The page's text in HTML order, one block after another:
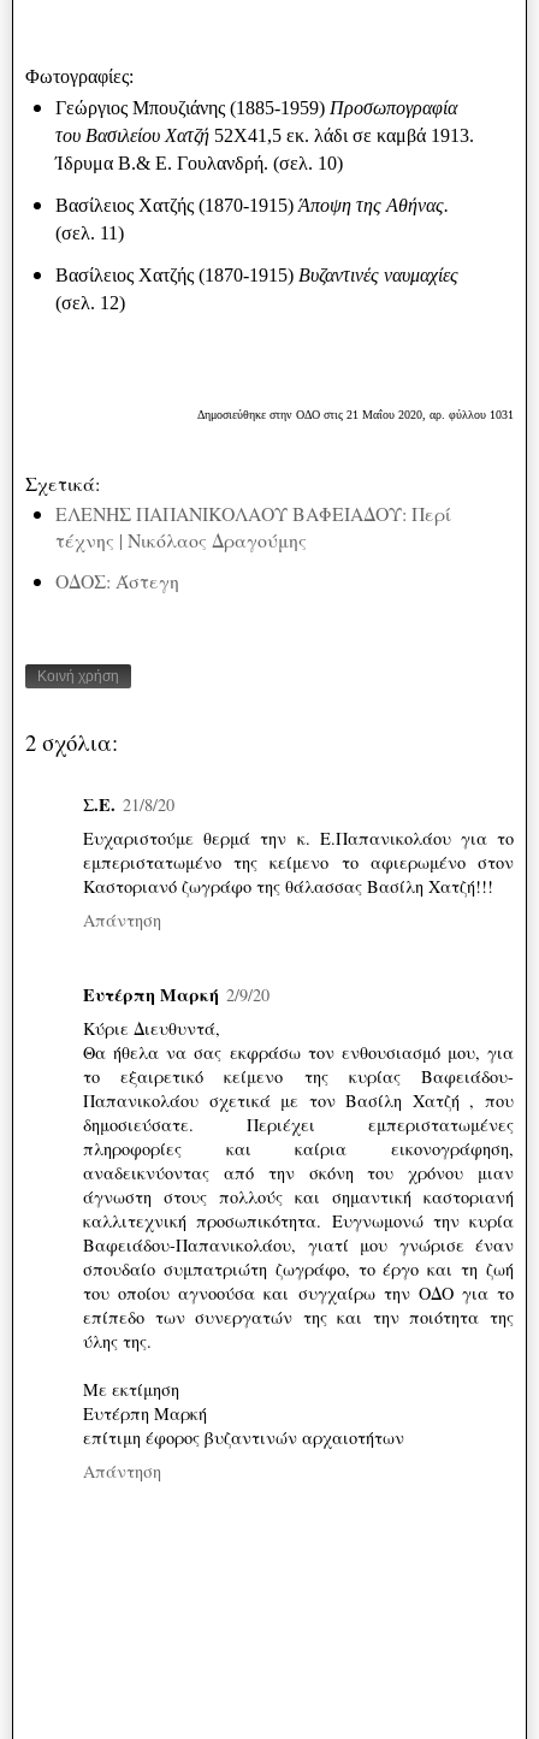
Φωτογραφίες:
Γεώργιος Μπουζιάνης (1885-1959) Προσωπογραφία
του Βασιλείου Χατζή52Χ41,5 εκ. λάδι σε καμβά 1913.
Ίδρυμα Β.& Ε. Γουλανδρή. (σελ. 10)
Βασίλειος Χατζής (1870-1915) Άποψη της Αθήνας.
(σελ. 11)
Βασίλειος Χατζής (1870-1915) Βυζαντινές ναυμαχίες
(σελ. 12)
Δημοσιεύθηκε στην ΟΔΟ στις 21 Μαΐου 2020, αρ. φύλλου 1031
Σχετικά:
ΕΛΕΝΗΣ ΠΑΠΑΝΙΚΟΛΑΟΥ ΒΑΦΕΙΑΔΟΥ: Περί
τέχνης | Νικόλαος Δραγούμης
ΟΔΟΣ: Άστεγη
Κοινή χρήση
2 σχόλια:
Σ.Ε. 21/8/20
Ευχαριστούμε θερμά την κ. Ε.Παπανικολάου για το
εμπεριστατωμένο της κείμενο το αφιερωμένο στον
Καστοριανό ζωγράφο της θάλασσας Βασίλη Χατζή!!!
Απάντηση
Ευτέρπη Μαρκή 2/9/20
Κύριε Διευθυντά,
Θα ήθελα να σας εκφράσω τον ενθουσιασμό μου, για
το εξαιρετικό κείμενο της κυρίας Βαφειάδου-
Παπανικολάου σχετικά με τον Βασίλη Χατζή , που
δημοσιεύσατε. Περιέχει εμπεριστατωμένες
πληροφορίες και καίρια εικονογράφηση,
αναδεικνύοντας από την σκόνη του χρόνου μιαν
άγνωστη στους πολλούς και σημαντική καστοριανή
καλλιτεχνική προσωπικότητα. Ευγνωμονώ την κυρία
Βαφειάδου-Παπανικολάου, γιατί μου γνώρισε έναν
σπουδαίο συμπατριώτη ζωγράφο, το έργο και τη ζωή
του οποίου αγνοούσα και συγχαίρω την ΟΔΟ για το
επίπεδο των συνεργατών της και την ποιότητα της
ύλης της.
Με εκτίμηση
Ευτέρπη Μαρκή
επίτιμη έφορος βυζαντινών αρχαιοτήτων
Απάντηση